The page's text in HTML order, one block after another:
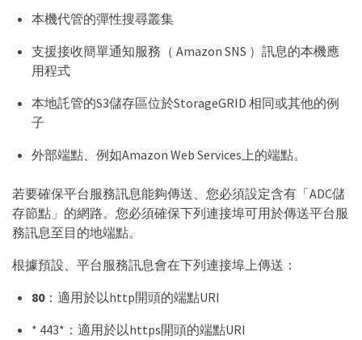
本機代管的彈性搜尋叢集
支援接收簡單通知服務（ Amazon SNS ）訊息的本機應
用程式
本地託管的S3儲存區位於StorageGRID 相同或其他的例
子
外部端點、例如Amazon Web Services上的端點。
若要確保平台服務訊息能夠傳送、您必須設定含有「ADC儲
存節點」的網路。您必須確保下列連接埠可用於傳送平台服
務訊息至目的地端點。
根據預設、平台服務訊息會在下列連接埠上傳送：
80：適用於以http開頭的端點URI
* 443*：適用於以https開頭的端點URI